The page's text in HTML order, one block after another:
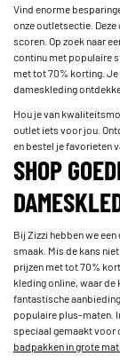
Vind enorme
onze outletsectie.
scoren. Op zoek naar
continu met populaire
met tot 70% korting.
dameskleding
Hou je van
outlet iets voor jou.
en bestel je favorieten
SHOP
Bij Zizzi hebben we
smaak. Mis de kans
prijzen met tot 70%
kleding online, waar de
fantastische
populaire plus-maten.
speciaal gemaakt voor
badpakken in grote